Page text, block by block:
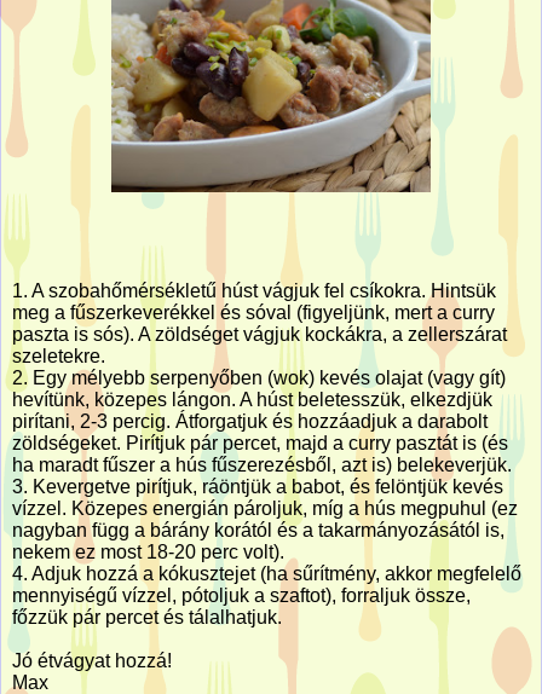
1. A szobahőmérsékletű húst vágjuk fel csíkokra. Hintsük
meg a fűszerkeverékkel és sóval (figyeljünk, mert a curry
paszta is sós). A zöldséget vágjuk kockákra, a zellerszárat
szeletekre.
2. Egy mélyebb serpenyőben (wok) kevés olajat (vagy gít)
hevítünk, közepes lángon. A húst beletesszük, elkezdjük
pirítani, 2-3 percig. Átforgatjuk és hozzáadjuk a darabolt
zöldségeket. Pirítjuk pár percet, majd a curry pasztát is (és
ha maradt fűszer a hús fűszerezésből, azt is) belekeverjük.
3. Kevergetve pirítjuk, ráöntjük a babot, és felöntjük kevés
vízzel. Közepes energián pároljuk, míg a hús megpuhul (ez
nagyban függ a bárány korától és a takarmányozásától is,
nekem ez most 18-20 perc volt).
4. Adjuk hozzá a kókusztejet (ha sűrítmény, akkor megfelelő
mennyiségű vízzel, pótoljuk a szaftot), forraljuk össze,
főzzük pár percet és tálalhatjuk.
Jó étvágyat hozzá!
Max